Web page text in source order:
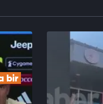
ilgileniyordu,
bitiriyor
bir